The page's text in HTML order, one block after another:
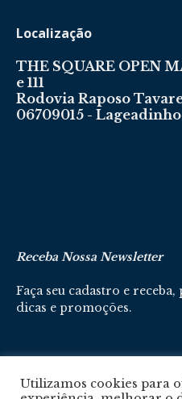
Localização
THE SQUARE OPEN
e 111
Rodovia Raposo
06709015 -
Receba Nossa Newsletter
Faça seu cadastro e
dicas e promoções.
Cadastre-se aqui
Utilizamos cookies para